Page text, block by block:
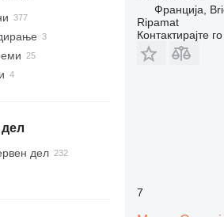
со тркала
натоварувачи на
машини
дел
Франција,
Ripamat
Контактирајте
7